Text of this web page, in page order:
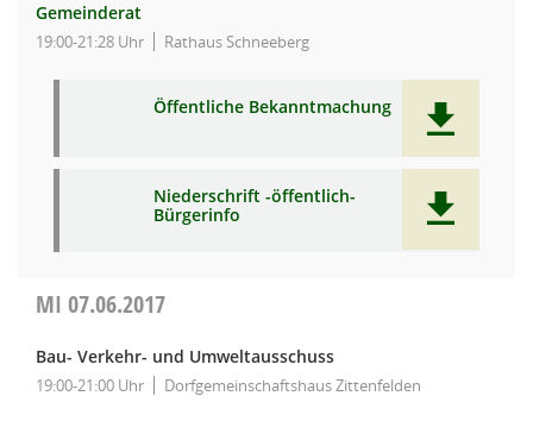
Gemeinderat
19:00-21:28 Uhr Rathaus Schneeberg
Öffentliche Bekanntmachung
Niederschrift -öffentlich-
Bürgerinfo
MI 07.06.2017
Bau- Verkehr- und Umweltausschuss
19:00-21:00 Uhr Dorfgemeinschaftshaus Zittenfelden